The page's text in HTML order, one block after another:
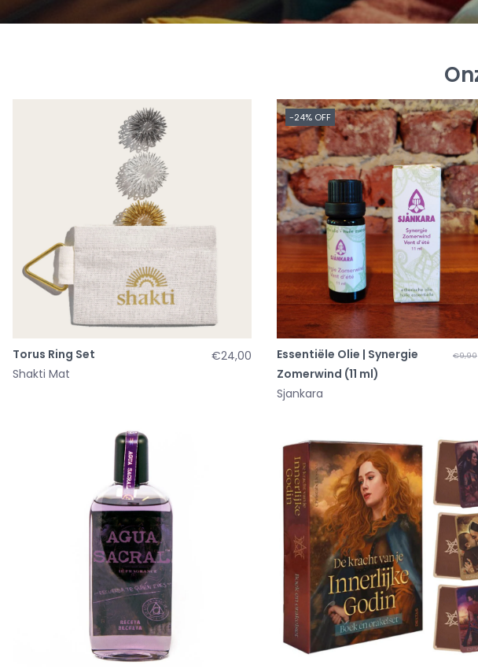
Torus Ring Set
Shakti Mat
€24,00
-24% OFF
Essentiële Olie | Synergie
Zomerwind (11 ml)
Sjankara
€9,90